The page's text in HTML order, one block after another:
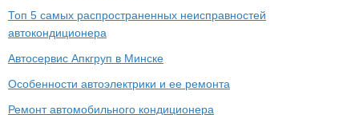
Топ 5 самых распространенных неисправностей
автокондиционера
Автосервис Апкгруп в Минске
Особенности автоэлектрики и ее ремонта
Ремонт автомобильного кондиционера